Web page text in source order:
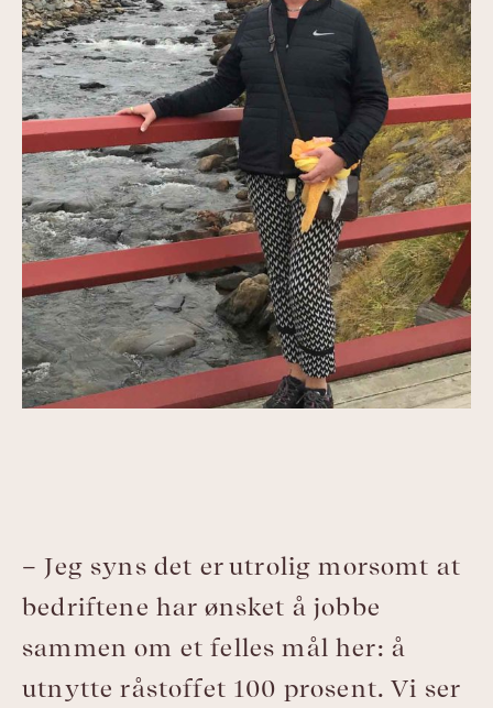
– Jeg syns det er utrolig morsomt at
bedriftene har ønsket å jobbe
sammen om et felles mål her: å
utnytte råstoffet 100 prosent. Vi ser